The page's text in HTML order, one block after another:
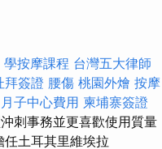
學按摩課程 台灣五大律師
拜簽證 腰傷 桃園外燴 按摩
月子中心費用 柬埔寨簽證
刺事務並更喜歡使用質量
土耳其里維埃拉